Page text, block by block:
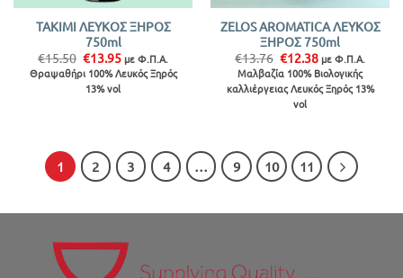
TAKIMI ΛΕΥΚΟΣ ΞΗΡΟΣ
750ml
€15.50 Original
price
was:
€15.50.
€13.95Η
τρέχουσα
τιμή
με Φ.Π.Α.
Θραψαθήρι 100% Λευκός Ξηρός
13% vol
ZELOS AROMATICA ΛΕΥΚΟΣ
ΞΗΡΟΣ 750ml
€13.76 Original
price
was:
€13.76.
€12.38Η
τρέχουσα
τιμή
είναι:
με Φ.Π.Α.
Μαλβαζία 100% Βιολογικής
καλλιέργειας Λευκός Ξηρός 13%
vol
1 2 3 4 … 9 10 11